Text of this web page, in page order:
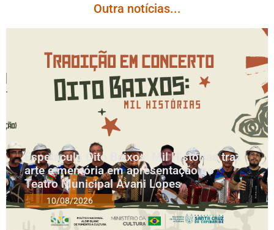
Outra notícias...
Espetáculo Oito Baixos: Mil Histórias traz
arte e memória em apresentação no
Teatro Municipal Avani Lopes
10/08/2026